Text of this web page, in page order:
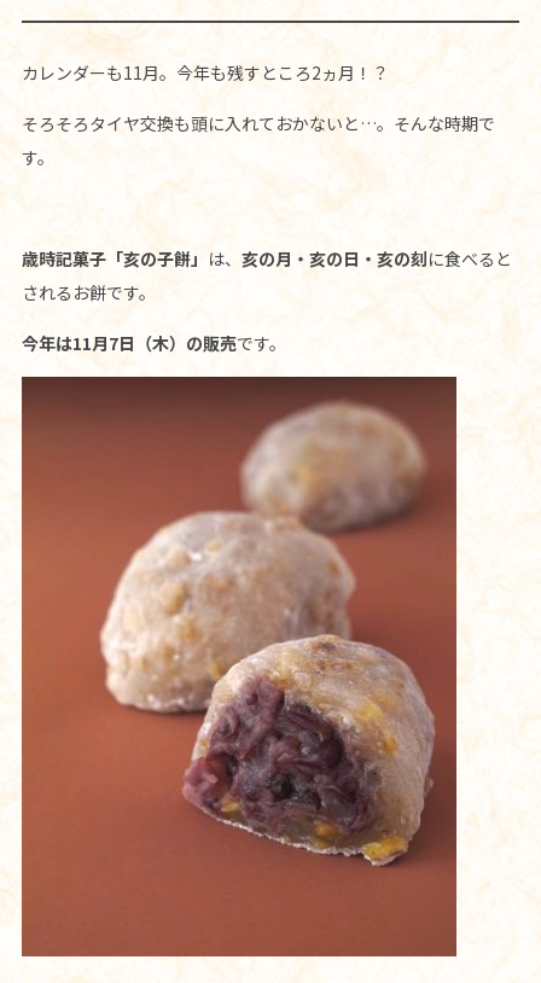
カレンダーも11月。今年も残すところ2ヵ月！？
そろそろタイヤ交換も頭に入れておかないと…。そんな時期で
す。
歳時記菓子「亥の子餅」 は、 亥の月・亥の日・亥の刻に食べると
されるお餅です。
今年は11月7日（木）の販売です。